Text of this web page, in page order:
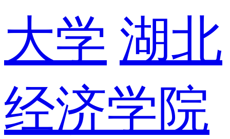
大学 湖北
经济学院